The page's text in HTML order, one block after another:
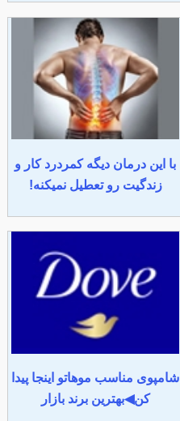
با این درمان دیگه کمردرد کار و
زندگیت رو تعطیل نمیکنه!
شامپوی مناسب موهاتو اینجا پیدا
کن◀بهترین برند بازار